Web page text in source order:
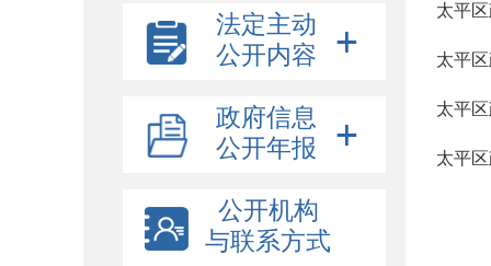
法定主动
公开内容
政府信息
公开年报
公开机构
与联系方式
太平
太平
太平
太平